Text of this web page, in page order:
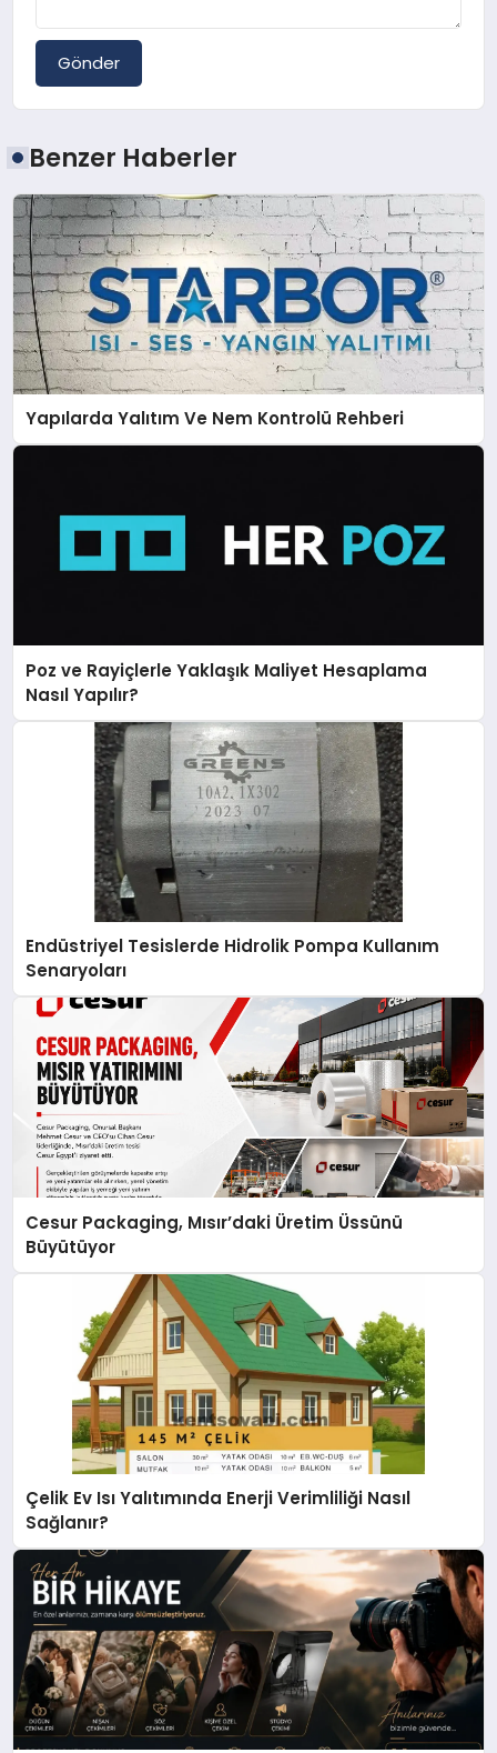
Gönder
Benzer Haberler
Yapılarda Yalıtım Ve Nem Kontrolü Rehberi
Poz ve Rayiçlerle Yaklaşık Maliyet Hesaplama
Nasıl Yapılır?
Endüstriyel Tesislerde Hidrolik Pompa Kullanım
Senaryoları
Cesur Packaging, Mısır’daki Üretim Üssünü
Büyütüyor
Çelik Ev Isı Yalıtımında Enerji Verimliliği Nasıl
Sağlanır?